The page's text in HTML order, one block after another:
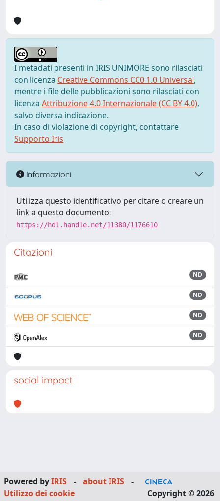
I metadati presenti in IRIS UNIMORE sono rilasciati
con licenza Creative Commons CC0 1.0 Universal,
mentre i file delle pubblicazioni sono rilasciati con
licenza Attribuzione 4.0 Internazionale (CC BY 4.0),
salvo diversa indicazione.
In caso di violazione di copyright, contattare
Supporto Iris
Informazioni
Utilizza questo identificativo per citare o creare un
link a questo documento:
https://hdl.handle.net/11380/1176610
Citazioni
ND
ND
ND
ND
social impact
Powered byIRIS - about IRIS
-
Utilizzo dei cookie
Copyright © 2026